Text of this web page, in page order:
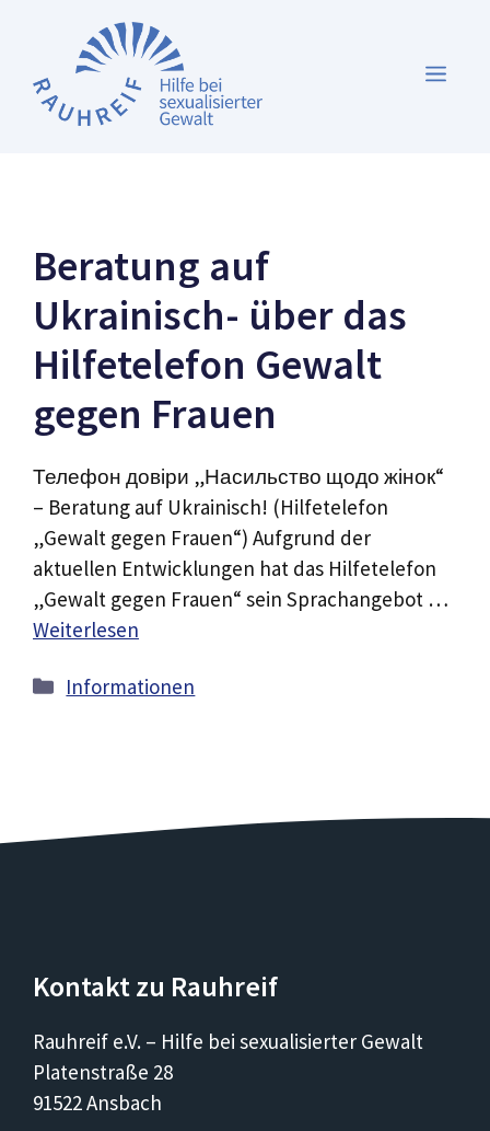
springen
Beratung auf
Ukrainisch- über das
Hilfetelefon Gewalt
gegen Frauen
Телефон довіри „Насильство щодо жінок“
– Beratung auf Ukrainisch! (Hilfetelefon
„Gewalt gegen Frauen“) Aufgrund der
aktuellen Entwicklungen hat das Hilfetelefon
„Gewalt gegen Frauen“ sein Sprachangebot …
Weiterlesen
Kategorien
Informationen
Kontakt zu Rauhreif
Rauhreif e.V. – Hilfe bei sexualisierter Gewalt
Platenstraße 28
91522 Ansbach